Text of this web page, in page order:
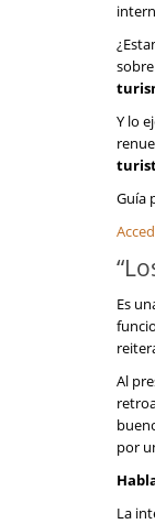
Y lo
Guía
Es
Al
por
La